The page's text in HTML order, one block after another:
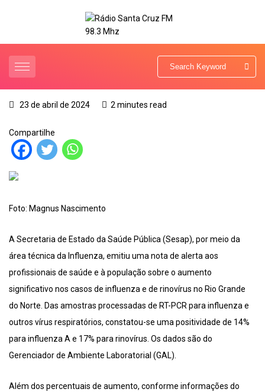
23 de abril de 2024 2 minutes read
Compartilhe
Foto: Magnus Nascimento
A Secretaria de Estado da Saúde Pública (Sesap), por meio da
área técnica da Influenza, emitiu uma nota de alerta aos
profissionais de saúde e à população sobre o aumento
significativo nos casos de influenza e de rinovírus no Rio Grande
do Norte. Das amostras processadas de RT-PCR para influenza e
outros vírus respiratórios, constatou-se uma positividade de 14%
para influenza A e 17% para rinovírus. Os dados são do
Gerenciador de Ambiente Laboratorial (GAL).
Além dos percentuais de aumento, conforme informações do